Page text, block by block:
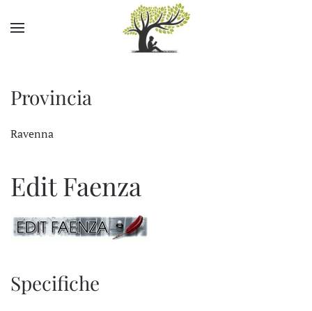
Skip to main content
Provincia
Ravenna
Edit Faenza
Specifiche